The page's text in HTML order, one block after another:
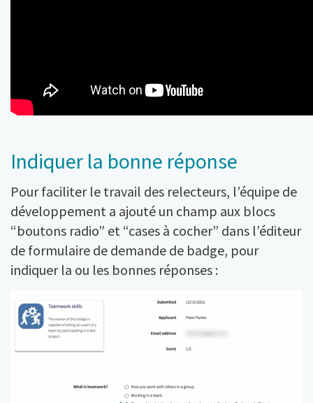
Indiquer la bonne réponse
Pour faciliter le travail des relecteurs, l’équipe de
développement a ajouté un champ aux blocs
“boutons radio” et “cases à cocher” dans l’éditeur
de formulaire de demande de badge, pour
indiquer la ou les bonnes réponses :